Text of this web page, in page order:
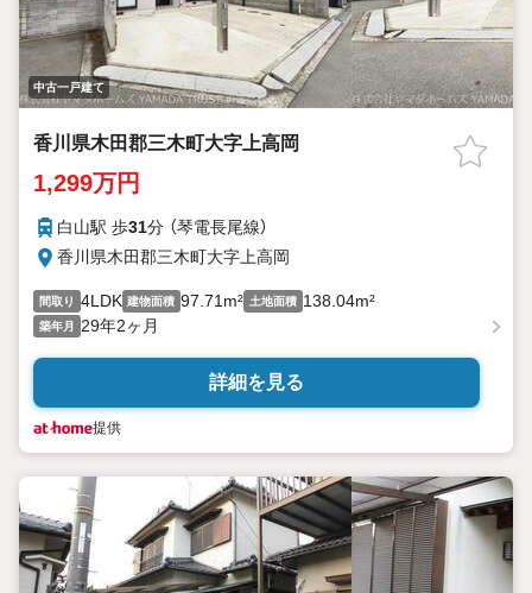
中古一戸建て
香川県木田郡三木町大字上高岡
1,299万円
白山駅 歩31分 （琴電長尾線）
香川県木田郡三木町大字上高岡
間取り 4LDK 建物面積 97.71m² 土地面積 138.04m²
築年月 29年2ヶ月
詳細を見る
提供